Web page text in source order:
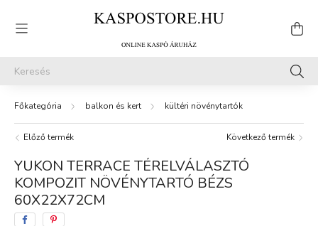
balkon és kert kültéri növénytartók
Előző termék Következő termék
YUKON TERRACE TÉRELVÁLASZTÓ
KOMPOZIT NÖVÉNYTARTÓ BÉZS
60X22X72CM